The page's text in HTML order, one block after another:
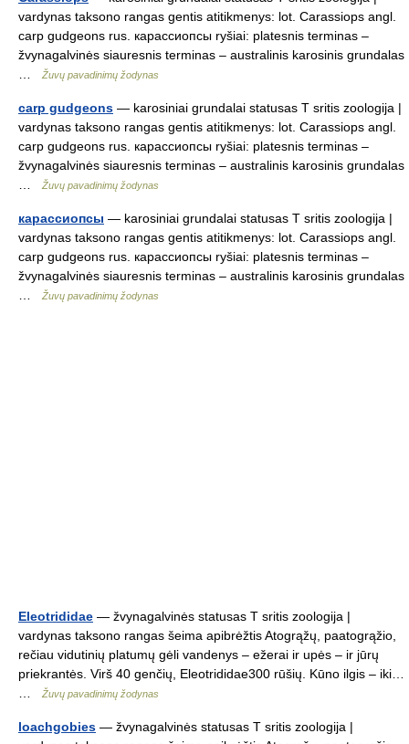
vardynas taksono rangas gentis atitikmenys: lot. Carassiops angl.
carp gudgeons rus. карассиопсы ryšiai: platesnis terminas –
žvynagalvinės siauresnis terminas – australinis karosinis grundalas
Žuvų pavadinimų žodynas
carp gudgeons — karosiniai grundalai statusas T sritis zoologija |
vardynas taksono rangas gentis atitikmenys: lot. Carassiops angl.
carp gudgeons rus. карассиопсы ryšiai: platesnis terminas –
žvynagalvinės siauresnis terminas – australinis karosinis grundalas
Žuvų pavadinimų žodynas
карассиопсы — karosiniai grundalai statusas T sritis zoologija |
vardynas taksono rangas gentis atitikmenys: lot. Carassiops angl.
carp gudgeons rus. карассиопсы ryšiai: platesnis terminas –
žvynagalvinės siauresnis terminas – australinis karosinis grundalas
Žuvų pavadinimų žodynas
Eleotrididae — žvynagalvinės statusas T sritis zoologija |
vardynas taksono rangas šeima apibrėžtis Atogrąžų, paatogrąžio,
rečiau vidutinių platumų gėli vandenys – ežerai ir upės – ir jūrų
priekrantės. Virš 40 genčių, Eleotrididae300 rūšių. Kūno ilgis – iki…
Žuvų pavadinimų žodynas
loachgobies — žvynagalvinės statusas T sritis zoologija |